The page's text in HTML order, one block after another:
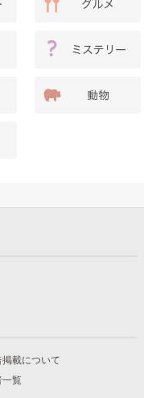
掲載について
一覧